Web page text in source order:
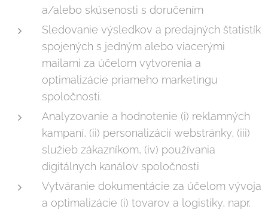
a/alebo skúsenosti s doručením
Sledovanie výsledkov a predajných štatistík
spojených s jedným alebo viacerými
mailami za účelom vytvorenia a
optimalizácie priameho marketingu
spoločnosti.
Analyzovanie a hodnotenie (i) reklamných
kampaní, (ii) personalizácií webstránky, (iii)
služieb zákazníkom, (iv) používania
digitálnych kanálov spoločnosti
Vytváranie dokumentácie za účelom vývoja
a optimalizácie (i) tovarov a logistiky, napr.